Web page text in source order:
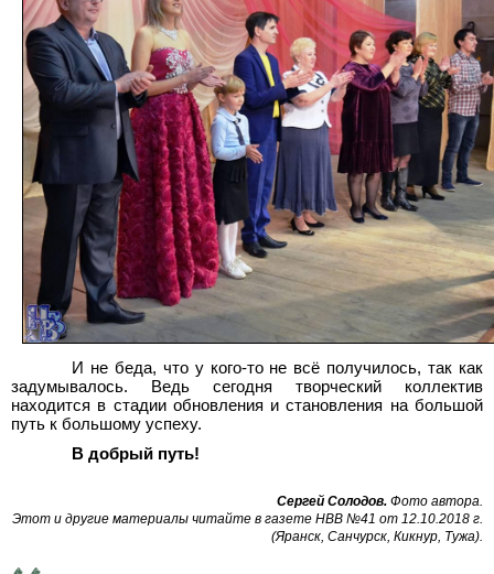
И не беда, что у кого-то не всё получилось, так как
задумывалось. Ведь сегодня творческий коллектив
находится в стадии обновления и становления на большой
путь к большому успеху.
В добрый путь!
Сергей Солодов. Фото автора.
Этот и другие материалы читайте в газете НВВ №41 от 12.10.2018 г.
(Яранск, Санчурск, Кикнур, Тужа).